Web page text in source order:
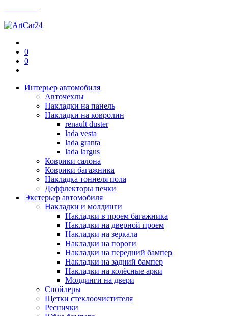
0
0
Интерьер автомобиля
Авточехлы
Накладки на панель
Накладки на ковролин
renault duster
lada vesta
lada granta
lada largus
Коврики салона
Коврики багажника
Накладка тоннеля пола
Деффлекторы печки
Экстерьер автомобиля
Накладки и молдинги
Накладки в проем багажника
Накладки на дверной проем
Накладки на зеркала
Накладки на пороги
Накладки на передний бампер
Накладки на задний бампер
Накладки на колёсные арки
Молдинги на двери
Спойлеры
Щетки стеклоочистителя
Реснички